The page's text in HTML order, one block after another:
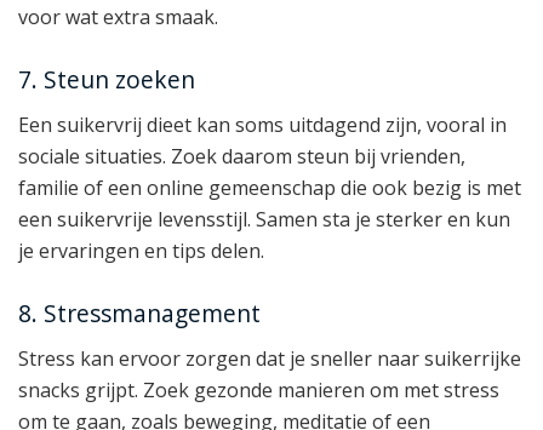
voor wat extra smaak.
7. Steun zoeken
Een suikervrij dieet kan soms uitdagend zijn, vooral in
sociale situaties. Zoek daarom steun bij vrienden,
familie of een online gemeenschap die ook bezig is met
een suikervrije levensstijl. Samen sta je sterker en kun
je ervaringen en tips delen.
8. Stressmanagement
Stress kan ervoor zorgen dat je sneller naar suikerrijke
snacks grijpt. Zoek gezonde manieren om met stress
om te gaan, zoals beweging, meditatie of een